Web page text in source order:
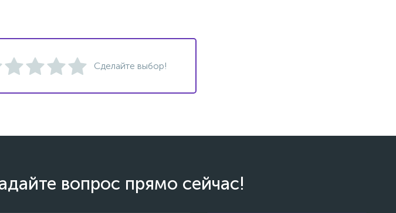
Сделайте выбор!
вопрос прямо сейчас!